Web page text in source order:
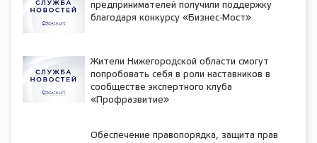
предпринимателей получили поддержку
благодаря конкурсу «Бизнес-Мост»
Жители Нижегородской области смогут
попробовать себя в роли наставников в
сообществе экспертного клуба
«Профразвитие»
Обеспечение правопорядка, защита прав